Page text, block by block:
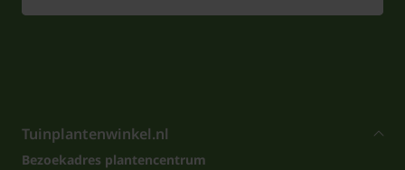
Tuinplantenwinkel.nl
Bezoekadres plantencentrum